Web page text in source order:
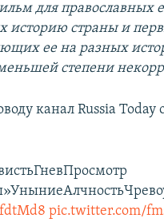
для православных
историю страны и
ее на разных
степени
канал Russia Today
pic.twitter.com/